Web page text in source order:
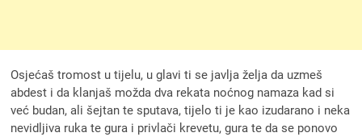
Osjećaš tromost u tijelu, u glavi ti se javlja želja da uzmeš
abdest i da klanjaš možda dva rekata noćnog namaza kad si
već budan, ali šejtan te sputava, tijelo ti je kao izudarano i neka
nevidljiva ruka te gura i privlači krevetu, gura te da se ponovo